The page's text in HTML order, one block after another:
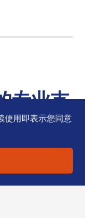
专业支
往往需要结
使用即表示您同意